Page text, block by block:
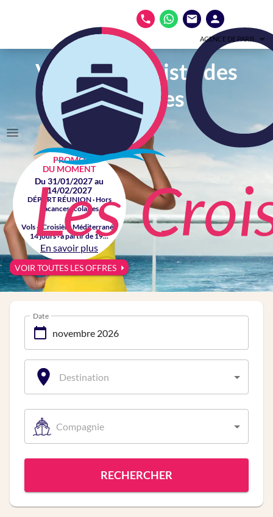
AGENCE DE PARIS
Votre spécialiste des
croisières
PROMO
DU MOMENT
Du 31/01/2027 au
14/02/2027
DÉPART RÉUNION · Hors
vacances scolaires
Vols + Croisière Méditerranée
14 jours · à partir de 19...
En savoir plus
VOIR TOUTES LES OFFRES
Date
Destination
Compagnie
RECHERCHER